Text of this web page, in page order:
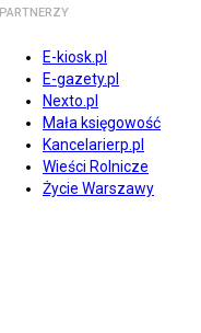
PARTNERZY
E-kiosk.pl
E-gazety.pl
Nexto.pl
Mała księgowość
Kancelarierp.pl
Wieści Rolnicze
Życie Warszawy